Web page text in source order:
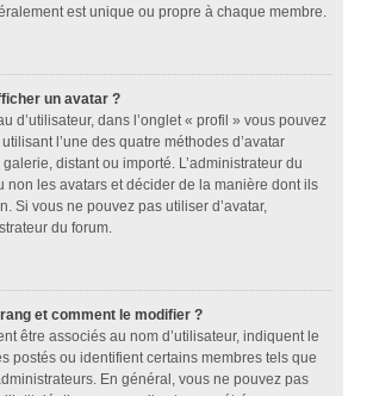
est unique ou propre à chaque membre.
un avatar ?
d’utilisateur, dans l’onglet « profil » vous pouvez
l’une des quatre méthodes d’avatar
distant ou importé. L’administrateur du
non les avatars et décider de la manière dont ils
Si vous ne pouvez pas utiliser d’avatar,
du forum.
et comment le modifier ?
être associés au nom d’utilisateur, indiquent le
postés ou identifient certains membres tels que
En général, vous ne pouvez pas